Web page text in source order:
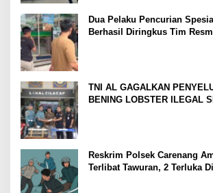
Dua Pelaku Pencurian
Berhasil Diringkus Tim
TNI AL GAGALKAN
BENING LOBSTER ILEGAL
Reskrim Polsek Carenang
Terlibat Tawuran, 2 Terluka